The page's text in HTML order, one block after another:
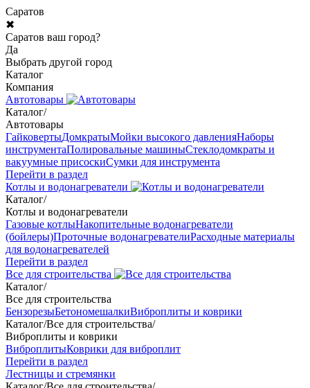
Саратов
✖
Саратов ваш город?
Да
Выбрать другой город
Каталог
Компания
Автотовары
Каталог/
Автотовары
ГайковертыДомкратыМойки высокого давленияНаборы
инструментаПолировальные машиныСтеклодомкраты и
вакуумные присоскиСумки для инструмента
Перейти в раздел
Котлы и водонагреватели
Каталог/
Котлы и водонагреватели
Газовые котлыНакопительные водонагреватели
(бойлеры)Проточные водонагревателиРасходные материалы
для водонагревателей
Перейти в раздел
Все для строительства
Каталог/
Все для строительства
БензорезыБетономешалкиВиброплиты и коврики
Каталог/Все для строительства/
Виброплиты и коврики
ВиброплитыКоврики для виброплит
Перейти в раздел
Лестницы и стремянки